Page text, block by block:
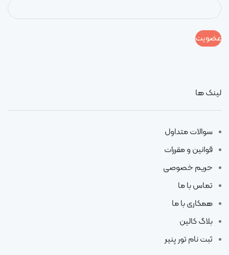
لینک ها
سوالات متداول
قوانین و مقررات
حریم خصوصی
تماس با ما
همکاری با ما
بلاگ کالین
ثبت نام تور پنیر